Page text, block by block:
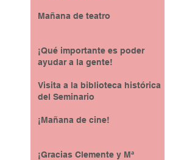
Mañana de teatro
¡Qué importante es poder
ayudar a la gente!
Visita a la biblioteca histórica
del Seminario
¡Mañana de cine!
¡Gracias Clemente y Mª